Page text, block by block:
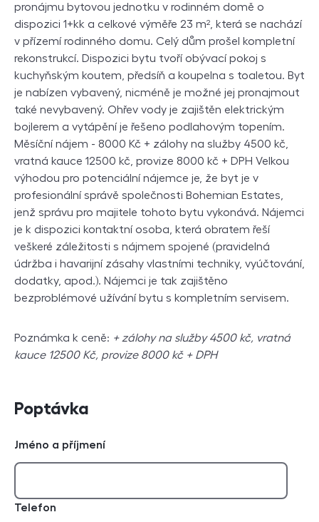
pronájmu bytovou jednotku v rodinném domě o
dispozici 1+kk a celkové výměře 23 m², která se nachází
v přízemí rodinného domu. Celý dům prošel kompletní
rekonstrukcí. Dispozici bytu tvoří obývací pokoj s
kuchyňským koutem, předsíň a koupelna s toaletou. Byt
je nabízen vybavený, nicméně je možné jej pronajmout
také nevybavený. Ohřev vody je zajištěn elektrickým
bojlerem a vytápění je řešeno podlahovým topením.
Měsíční nájem - 8000 Kč + zálohy na služby 4500 kč,
vratná kauce 12500 kč, provize 8000 kč + DPH Velkou
výhodou pro potenciální nájemce je, že byt je v
profesionální správě společnosti Bohemian Estates,
jenž správu pro majitele tohoto bytu vykonává. Nájemci
je k dispozici kontaktní osoba, která obratem řeší
veškeré záležitosti s nájmem spojené (pravidelná
údržba i havarijní zásahy vlastními techniky, vyúčtování,
dodatky, apod.). Nájemci je tak zajištěno
bezproblémové užívání bytu s kompletním servisem.
Poznámka k ceně: + zálohy na služby 4500 kč, vratná
kauce 12500 Kč, provize 8000 kč + DPH
Poptávka
Jméno a příjmení
Telefon